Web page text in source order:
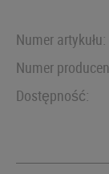
Numer artykułu:
Numer
Dostępność: